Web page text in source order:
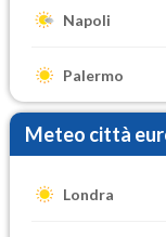
Napoli
Palermo
Meteo città
Londra